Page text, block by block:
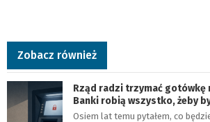
Zobacz również
Rząd radzi trzymać gotówkę
Banki robią wszystko, żeby
Osiem lat temu pytałem, co